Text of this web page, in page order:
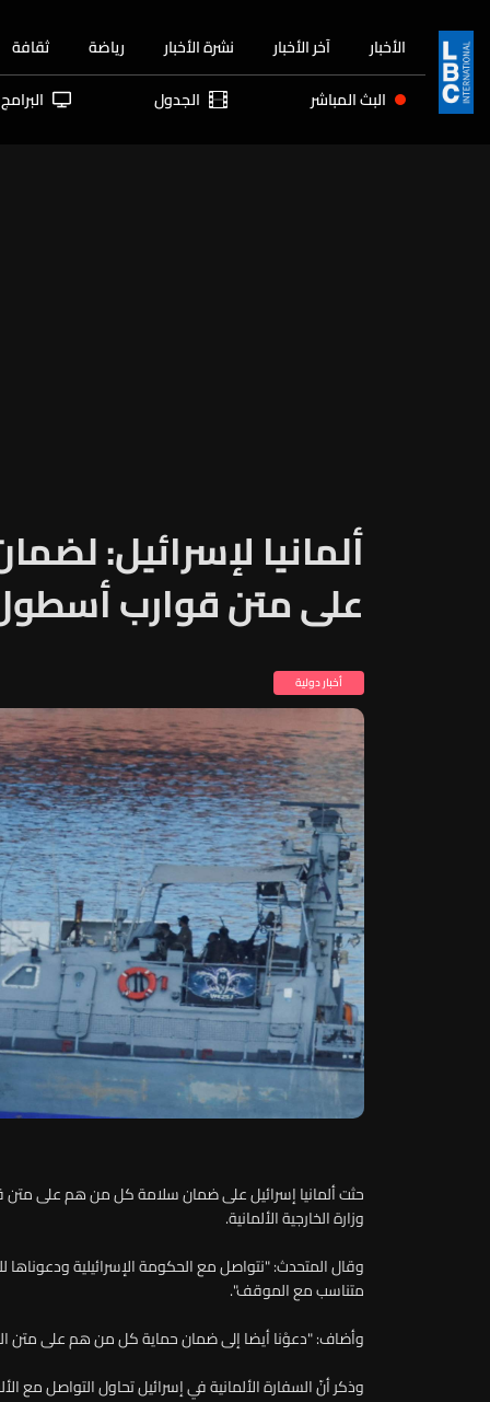
الأخبار آخر الأخبار نشرة الأخبار رياضة ثقافة
البث المباشر الجدول البرامج
ألمانيا لإسرائيل:
على متن قوارب
أخبار دولية
حثت ألمانيا إسرائيل على ضمان سلامة كل من هم على
وزارة الخارجية الألمانية.
وقال المتحدث: "نتواصل مع الحكومة الإسرائيلية ودعوناها
متناسب مع الموقف".
وأضاف: "دعوْنا أيضا إلى ضمان حماية كل من هم على متن
وذكر أنّ السفارة الألمانية في إسرائيل تحاول التواصل مع